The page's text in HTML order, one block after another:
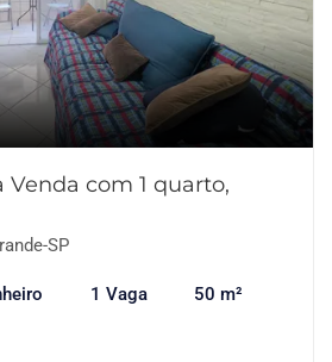
com 1 quarto,
SP
1 Vaga 50 m²